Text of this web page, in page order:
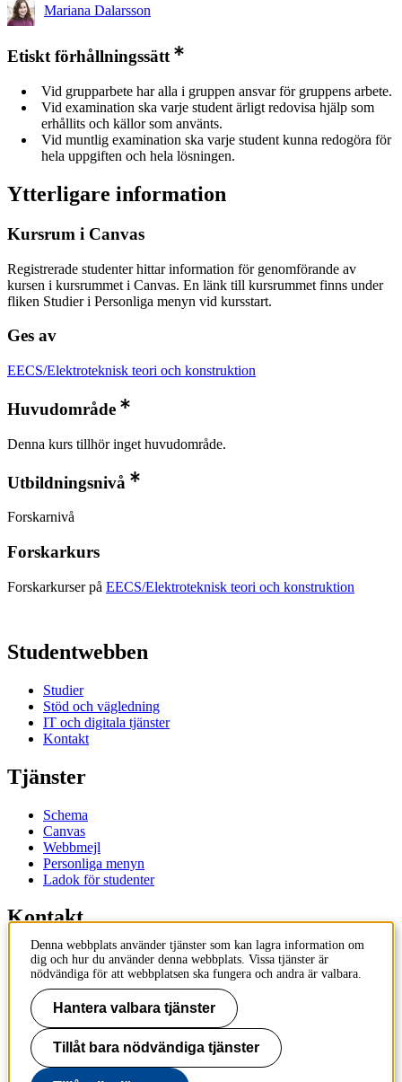
Mariana Dalarsson
Etiskt förhållningssätt
Vid grupparbete har alla i gruppen ansvar för gruppens arbete.
Vid examination ska varje student ärligt redovisa hjälp som
erhållits och källor som använts.
Vid muntlig examination ska varje student kunna redogöra för
hela uppgiften och hela lösningen.
Ytterligare information
Kursrum i Canvas
Registrerade studenter hittar information för genomförande av
kursen i kursrummet i Canvas. En länk till kursrummet finns under
fliken Studier i Personliga menyn vid kursstart.
Ges av
EECS/Elektroteknisk teori och konstruktion
Huvudområde
Denna kurs tillhör inget huvudområde.
Utbildningsnivå
Forskarnivå
Forskarkurs
Forskarkurser på EECS/Elektroteknisk teori och konstruktion
Studentwebben
Studier
Stöd och vägledning
IT och digitala tjänster
Kontakt
Tjänster
Schema
Canvas
Webbmejl
Personliga menyn
Ladok för studenter
Kontakt
Kontakta utbildningsprogram
Kontakta kurs
IT-support
KTH Entré
KTH
100 44 Stockholm
Denna webbplats använder tjänster som kan lagra information om
dig och hur du använder denna webbplats. Vissa tjänster är
nödvändiga för att webbplatsen ska fungera och andra är valbara.
Hantera valbara tjänster
Tillåt bara nödvändiga tjänster